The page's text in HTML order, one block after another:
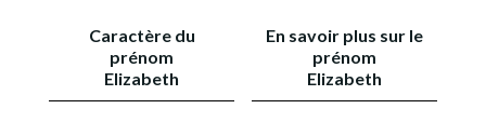
Caractère du
prénom
Elizabeth
En savoir plus sur le
prénom
Elizabeth